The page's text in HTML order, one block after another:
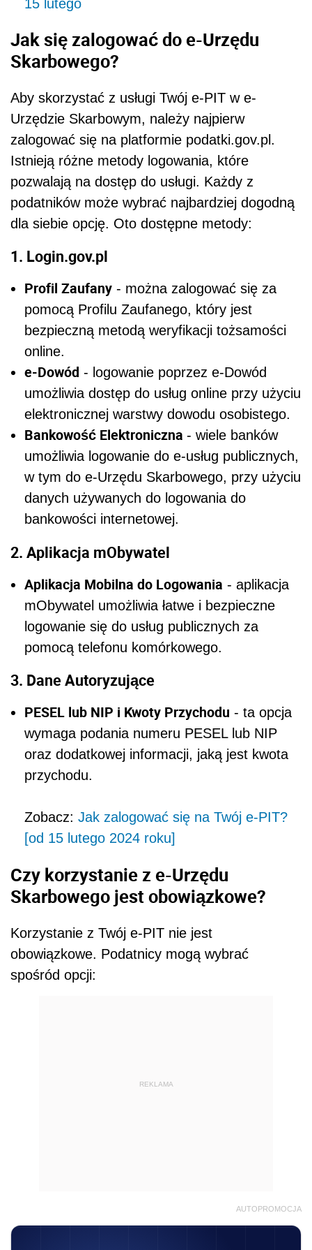
15 lutego
Jak się zalogować do e-Urzędu
Skarbowego?
Aby skorzystać z usługi Twój e-PIT w e-
Urzędzie Skarbowym, należy najpierw
zalogować się na platformie podatki.gov.pl.
Istnieją różne metody logowania, które
pozwalają na dostęp do usługi. Każdy z
podatników może wybrać najbardziej dogodną
dla siebie opcję. Oto dostępne metody:
1. Login.gov.pl
Profil Zaufany - można zalogować się za
pomocą Profilu Zaufanego, który jest
bezpieczną metodą weryfikacji tożsamości
online.
e-Dowód - logowanie poprzez e-Dowód
umożliwia dostęp do usług online przy użyciu
elektronicznej warstwy dowodu osobistego.
Bankowość Elektroniczna - wiele banków
umożliwia logowanie do e-usług publicznych,
w tym do e-Urzędu Skarbowego, przy użyciu
danych używanych do logowania do
bankowości internetowej.
2. Aplikacja mObywatel
Aplikacja Mobilna do Logowania - aplikacja
mObywatel umożliwia łatwe i bezpieczne
logowanie się do usług publicznych za
pomocą telefonu komórkowego.
3. Dane Autoryzujące
PESEL lub NIP i Kwoty Przychodu - ta opcja
wymaga podania numeru PESEL lub NIP
oraz dodatkowej informacji, jaką jest kwota
przychodu.
Zobacz: Jak zalogować się na Twój e-PIT?
[od 15 lutego 2024 roku]
Czy korzystanie z e-Urzędu
Skarbowego jest obowiązkowe?
Korzystanie z Twój e-PIT nie jest
obowiązkowe. Podatnicy mogą wybrać
spośród opcji:
REKLAMA
AUTOPROMOCJA